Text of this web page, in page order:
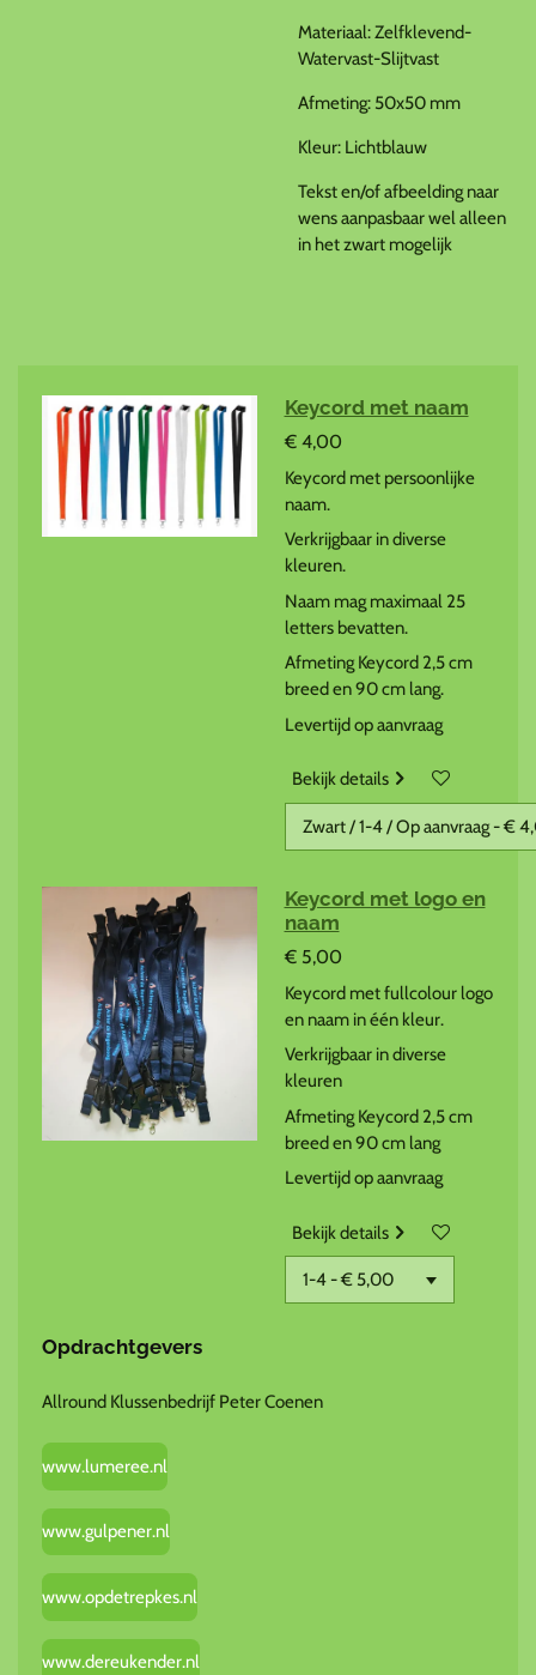
Materiaal: Zelfklevend-
Watervast-Slijtvast
Afmeting: 50x50 mm
Kleur: Lichtblauw
Tekst en/of afbeelding naar
wens aanpasbaar wel alleen
in het zwart mogelijk
Keycord met naam
€ 4,00
Keycord met persoonlijke
naam.
Verkrijgbaar in diverse
kleuren.
Naam mag maximaal 25
letters bevatten.
Afmeting Keycord 2,5 cm
breed en 90 cm lang.
Levertijd op aanvraag
Bekijk details
Keycord met logo en
naam
€ 5,00
Keycord met fullcolour logo
en naam in één kleur.
Verkrijgbaar in diverse
kleuren
Afmeting Keycord 2,5 cm
breed en 90 cm lang
Levertijd op aanvraag
Bekijk details
Opdrachtgevers
Allround Klussenbedrijf Peter Coenen
www.lumeree.nl
www.gulpener.nl
www.opdetrepkes.nl
www.dereukender.nl